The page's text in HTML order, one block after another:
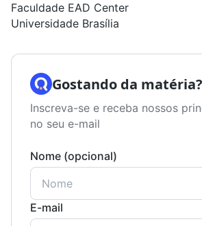
Faculdade EAD Center
Universidade Brasília
Gostando da matéria?
Inscreva-se e receba nossos
no seu e-mail
Nome (opcional)
E-mail